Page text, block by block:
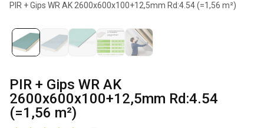
PIR + Gips WR AK 2600x600x100+12,5mm Rd:4.54 (=1,56 m²)
100 mm
PIR + Gips WR AK
2600x600x100+12,5mm Rd:4.54
(=1,56 m²)